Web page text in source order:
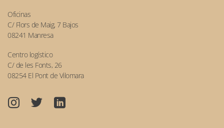
Oficinas
C/ Flors de Maig, 7 Bajos
08241 Manresa
Centro logístico
C/ de les Fonts, 26
08254 El Pont de Vilomara